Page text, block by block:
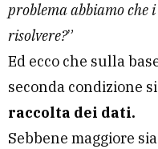
problema abbiamo che
risolvere?”
Ed ecco che sulla
seconda condizione
raccolta dei dati.
Sebbene maggiore